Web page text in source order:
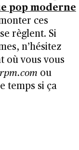
pop moderne
ces
règlent. Si
n’hésitez
où vous vous
ou
temps si ça